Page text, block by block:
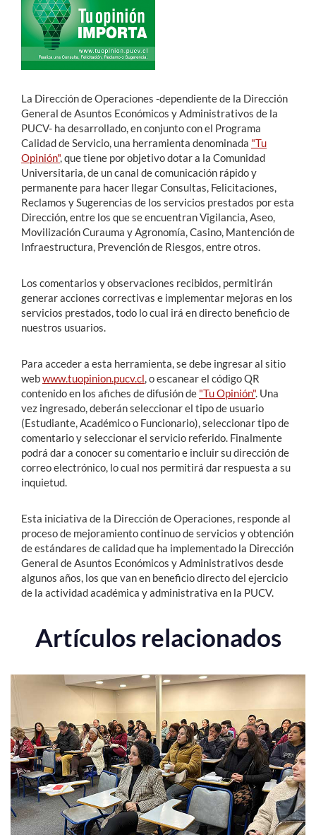
English
La Dirección de Operaciones -dependiente de la Dirección
General de Asuntos Económicos y Administrativos de la
PUCV- ha desarrollado, en conjunto con el Programa
Calidad de Servicio, una herramienta denominada "Tu
Opinión", que tiene por objetivo dotar a la Comunidad
Universitaria, de un canal de comunicación rápido y
permanente para hacer llegar Consultas, Felicitaciones,
Reclamos y Sugerencias de los servicios prestados por esta
Dirección, entre los que se encuentran Vigilancia, Aseo,
Movilización Curauma y Agronomía, Casino, Mantención de
Infraestructura, Prevención de Riesgos, entre otros.
Los comentarios y observaciones recibidos, permitirán
generar acciones correctivas e implementar mejoras en los
servicios prestados, todo lo cual irá en directo beneficio de
nuestros usuarios.
Para acceder a esta herramienta, se debe ingresar al sitio
webwww.tuopinion.pucv.cl, o escanear el código QR
contenido en los afiches de difusión de "Tu Opinión". Una
vez ingresado, deberán seleccionar el tipo de usuario
(Estudiante, Académico o Funcionario), seleccionar tipo de
comentario y seleccionar el servicio referido. Finalmente
podrá dar a conocer su comentario e incluir su dirección de
correo electrónico, lo cual nos permitirá dar respuesta a su
inquietud.
Esta iniciativa de la Dirección de Operaciones, responde al
proceso de mejoramiento continuo de servicios y obtención
de estándares de calidad que ha implementado la Dirección
General de Asuntos Económicos y Administrativos desde
algunos años, los que van en beneficio directo del ejercicio
de la actividad académica y administrativa en la PUCV.
Artículos relacionados